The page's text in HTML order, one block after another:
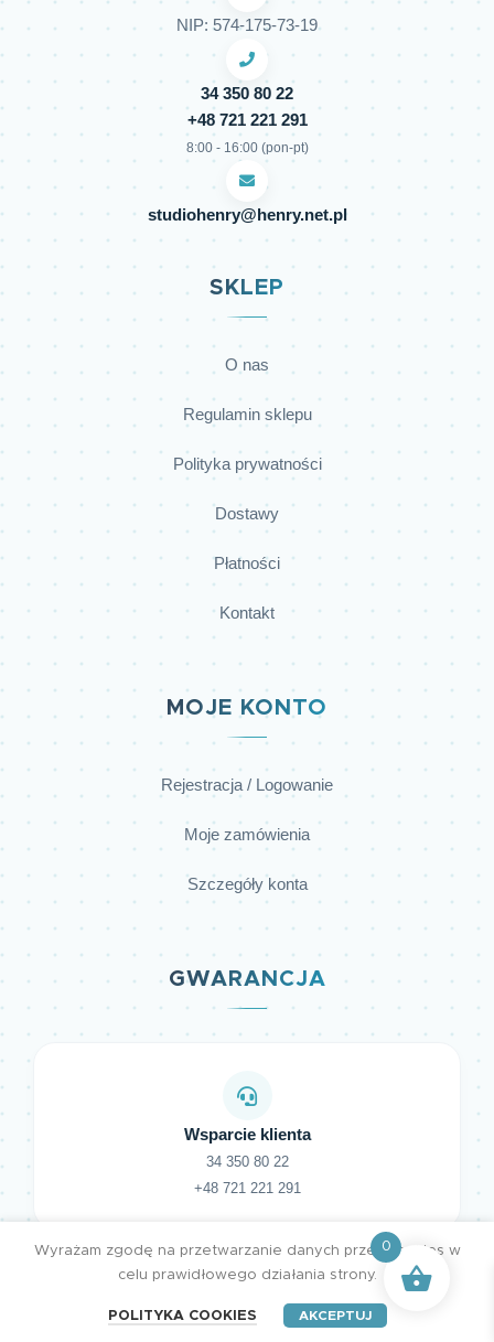
NIP: 574-175-73-19
34 350 80 22
+48 721 221 291
8:00 - 16:00 (pon-pt)
studiohenry@henry.net.pl
SKLEP
O nas
Regulamin sklepu
Polityka prywatności
Dostawy
Płatności
Kontakt
MOJE KONTO
Rejestracja / Logowanie
Moje zamówienia
Szczegóły konta
GWARANCJA
Wsparcie klienta
34 350 80 22
+48 721 221 291
Wyrażam zgodę na przetwarzanie danych przez cookies w
celu prawidłowego działania strony.
POLITYKA COOKIES AKCEPTUJ
0